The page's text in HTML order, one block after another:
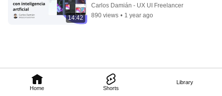
Home Shorts
Library
14:42
Tutorial
Carlos Damián - UX UI Freelancer
890 views • 1 year ago